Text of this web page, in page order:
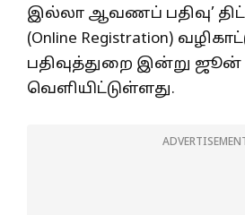
இல்லா ஆவணப் பதிவு’
(Online Registration)
பதிவுத்துறை இன்று ஜூன்
வெளியிட்டுள்ளது.
ADVERTISEMENT